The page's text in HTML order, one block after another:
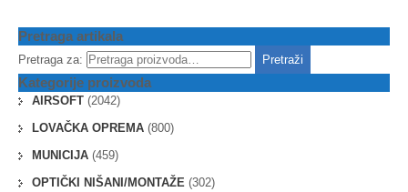
Pretraga artikala
Pretraga za: Pretraži
Kategorije proizvoda
AIRSOFT (2042)
LOVAČKA OPREMA (800)
MUNICIJA (459)
OPTIČKI NIŠANI/MONTAŽE (302)